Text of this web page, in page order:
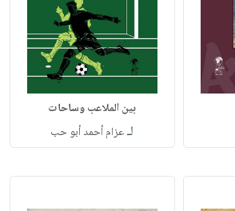
بين الملاعب وساحات
لـعزام أحمد أبو حب